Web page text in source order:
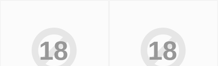
18 18